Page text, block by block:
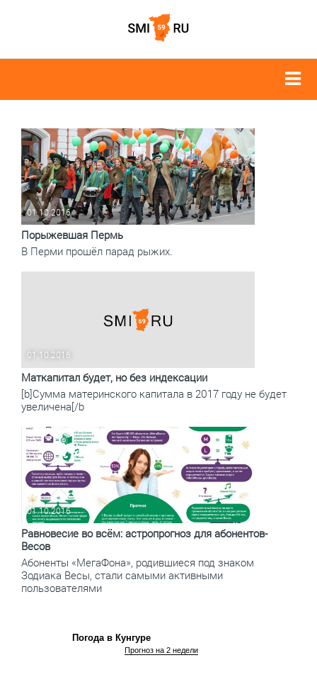
01.10.2016
Порыжевшая Пермь
В Перми прошёл парад рыжих.
01.10.2016
Маткапитал будет, но без индексации
[b]Сумма материнского капитала в 2017 году не будет
увеличена[/b
01.10.2016
Равновесие во всём: астропрогноз для абонентов-
Весов
Абоненты «МегаФона», родившиеся под знаком
Зодиака Весы, стали самыми активными
пользователями
Погода в Кунгуре
Прогноз на 2 недели